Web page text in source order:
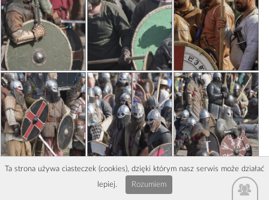
Ta strona używa ciasteczek (cookies), dzięki którym nasz serwis może działać
lepiej.
Rozumiem